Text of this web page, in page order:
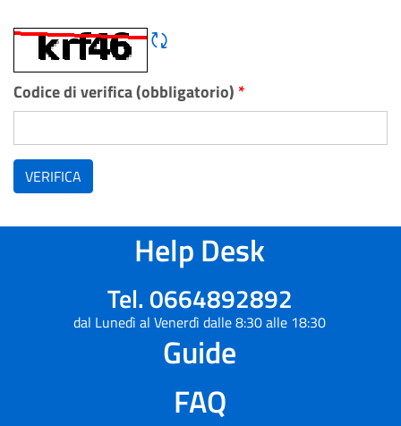
Rigene CAPTCHA
Codice di verifica (obbligatorio) *
VERIFICA
Help Desk
Tel. 0664892892
dal Lunedì al Venerdì dalle 8:30 alle 18:30
Guide
FAQ